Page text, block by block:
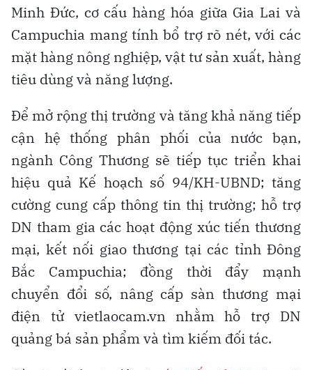
Minh Đức, cơ cấu hàng hóa giữa Gia Lai và
Campuchia mang tính bổ trợ rõ nét, với các
mặt hàng nông nghiệp, vật tư sản xuất, hàng
tiêu dùng và năng lượng.
Để mở rộng thị trường và tăng khả năng tiếp
cận hệ thống phân phối của nước bạn,
ngành Công Thương sẽ tiếp tục triển khai
hiệu quả Kế hoạch số 94/KH-UBND; tăng
cường cung cấp thông tin thị trường; hỗ trợ
DN tham gia các hoạt động xúc tiến thương
mại, kết nối giao thương tại các tỉnh Đông
Bắc Campuchia; đồng thời đẩy mạnh
chuyển đổi số, nâng cấp sàn thương mại
điện tử vietlaocam.vn nhằm hỗ trợ DN
quảng bá sản phẩm và tìm kiếm đối tác.